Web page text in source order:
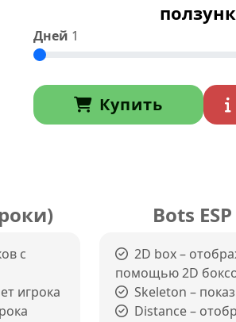
Дней 1
Купить
с
игрока
Bots
2D box –
помощью 2D
Skeleton –
Distance –